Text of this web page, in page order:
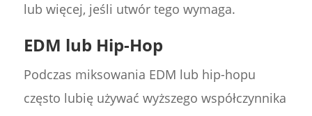
lub więcej, jeśli utwór tego wymaga.
EDM lub Hip-Hop
Podczas miksowania EDM lub hip-hopu
często lubię używać wyższego współczynnika